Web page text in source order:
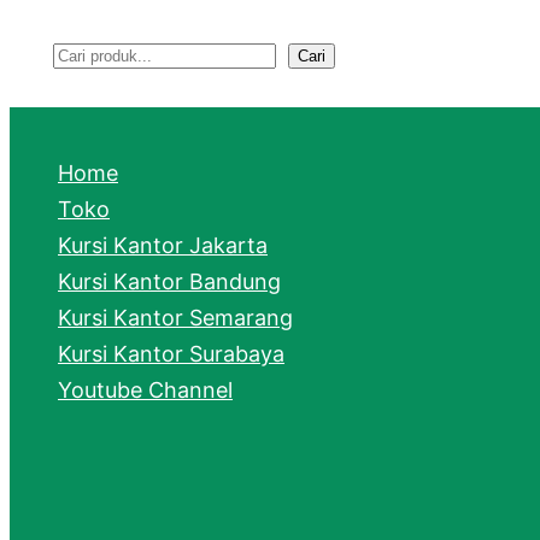
S
e
a
r
c
h
Cari
Home
Toko
Kursi Kantor Jakarta
Kursi Kantor Bandung
Kursi Kantor Semarang
Kursi Kantor Surabaya
Youtube Channel